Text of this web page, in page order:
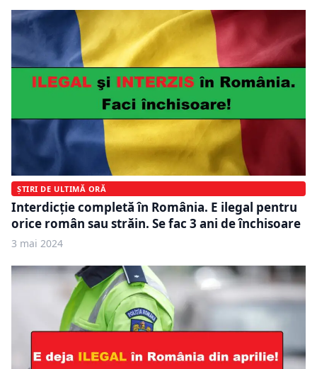
ȘTIRI DE ULTIMĂ ORĂ
Interdicție completă în România. E ilegal pentru
orice român sau străin. Se fac 3 ani de închisoare
3 mai 2024